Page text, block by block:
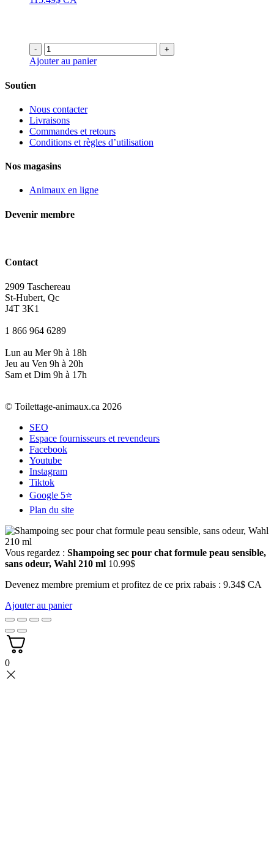
- +
Ajouter au panier
Soutien
Nous contacter
Livraisons
Commandes et retours
Conditions et règles d’utilisation
Nos magasins
Animaux en ligne
Devenir membre
Contact
2909 Taschereau
St-Hubert, Qc
J4T 3K1
1 866 964 6289
Lun au Mer 9h à 18h
Jeu au Ven 9h à 20h
Sam et Dim 9h à 17h
© Toilettage-animaux.ca 2026
SEO
Espace fournisseurs et revendeurs
Facebook
Youtube
Instagram
Tiktok
Google 5⭐
Plan du site
Vous regardez : Shampoing sec pour chat formule peau sensible,
sans odeur, Wahl 210 ml 10.99$
Devenez membre premium et profitez de ce prix rabais : 9.34$ CA
Ajouter au panier
0